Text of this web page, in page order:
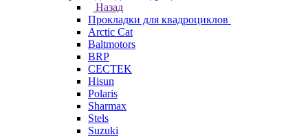
Назад
Прокладки для квадроциклов
Arctic Cat
Baltmotors
BRP
CECTEK
Hisun
Polaris
Sharmax
Stels
Suzuki